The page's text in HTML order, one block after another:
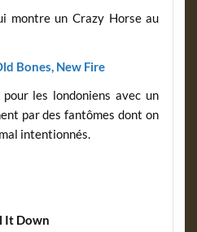
montre un Crazy Horse au
Bones, New Fire
les londoniens avec un
par des fantômes dont on
intentionnés.
It Down